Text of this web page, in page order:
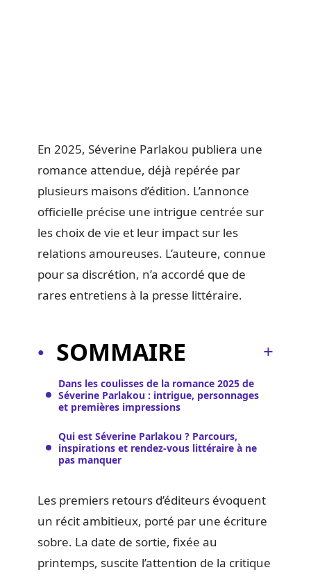
En 2025, Séverine Parlakou publiera une
romance attendue, déjà repérée par
plusieurs maisons d’édition. L’annonce
officielle précise une intrigue centrée sur
les choix de vie et leur impact sur les
relations amoureuses. L’auteure, connue
pour sa discrétion, n’a accordé que de
rares entretiens à la presse littéraire.
SOMMAIRE
Dans les coulisses de la romance 2025 de
Séverine Parlakou : intrigue, personnages
et premières impressions
Qui est Séverine Parlakou ? Parcours,
inspirations et rendez-vous littéraire à ne
pas manquer
Les premiers retours d’éditeurs évoquent
un récit ambitieux, porté par une écriture
sobre. La date de sortie, fixée au
printemps, suscite l’attention de la critique